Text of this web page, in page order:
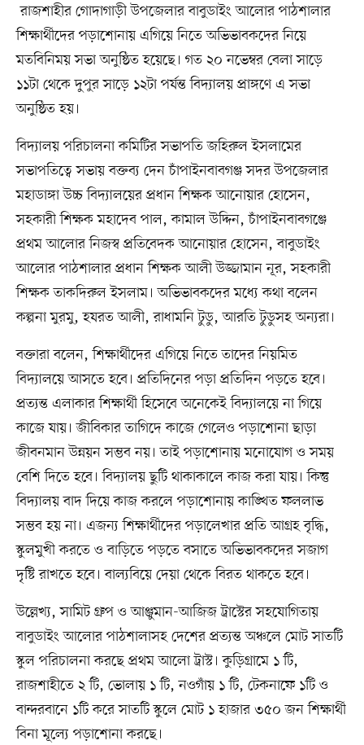
রাজশাহীর গোদাগাড়ী উপজেলার বাবুডাইং আলোর পাঠশালার
শিক্ষার্থীদের পড়াশোনায় এগিয়ে নিতে অভিভাবকদের নিয়ে
মতবিনিময় সভা অনুষ্ঠিত হয়েছে। গত ২০ নভেম্বর বেলা সাড়ে
১১টা থেকে দুপুর সাড়ে ১২টা পর্যন্ত বিদ্যালয় প্রাঙ্গণে এ সভা
অনুষ্ঠিত হয়।
বিদ্যালয় পরিচালনা কমিটির সভাপতি জহিরুল ইসলামের
সভাপতিত্বে সভায় বক্তব্য দেন চাঁপাইনবাবগঞ্জ সদর উপজেলার
মহাডাঙ্গা উচ্চ বিদ্যালয়ের প্রধান শিক্ষক আনোয়ার হোসেন,
সহকারী শিক্ষক মহাদেব পাল, কামাল উদ্দিন, চাঁপাইনবাবগঞ্জে
প্রথম আলোর নিজস্ব প্রতিবেদক আনোয়ার হোসেন, বাবুডাইং
আলোর পাঠশালার প্রধান শিক্ষক আলী উজ্জামান নূর, সহকারী
শিক্ষক তাকদিরুল ইসলাম। অভিভাবকদের মধ্যে কথা বলেন
কল্পনা মুরমু, হযরত আলী, রাধামনি টুডু, আরতি টুডুসহ অন্যরা।
বক্তারা বলেন, শিক্ষার্থীদের এগিয়ে নিতে তাদের নিয়মিত
বিদ্যালয়ে আসতে হবে। প্রতিদিনের পড়া প্রতিদিন পড়তে হবে।
প্রত্যন্ত এলাকার শিক্ষার্থী হিসেবে অনেকেই বিদ্যালয়ে না গিয়ে
কাজে যায়। জীবিকার তাগিদে কাজে গেলেও পড়াশোনা ছাড়া
জীবনমান উন্নয়ন সম্ভব নয়। তাই পড়াশোনায় মনোযোগ ও সময়
বেশি দিতে হবে। বিদ্যালয় ছুটি থাকাকালে কাজ করা যায়। কিন্তু
বিদ্যালয় বাদ দিয়ে কাজ করলে পড়াশোনায় কাঙ্খিত ফললাভ
সম্ভব হয় না। এজন্য শিক্ষার্থীদের পড়ালেখার প্রতি আগ্রহ বৃদ্ধি,
স্কুলমুখী করতে ও বাড়িতে পড়তে বসাতে অভিভাবকদের সজাগ
দৃষ্টি রাখতে হবে। বাল্যবিয়ে দেয়া থেকে বিরত থাকতে হবে।
উল্লেখ্য, সামিট গ্রুপ ও আঞ্জুমান-আজিজ ট্রাস্টের সহযোগিতায়
বাবুডাইং আলোর পাঠশালাসহ দেশের প্রত্যন্ত অঞ্চলে মোট সাতটি
স্কুল পরিচালনা করছে প্রথম আলো ট্রাস্ট। কুড়িগ্রামে ১ টি,
রাজশাহীতে ২ টি, ভোলায় ১ টি, নওগাঁয় ১ টি, টেকনাফে ১টি ও
বান্দরবানে ১টি করে সাতটি স্কুলে মোট ১ হাজার ৩৫০ জন শিক্ষার্থী
বিনা মূল্যে পড়াশোনা করছে।